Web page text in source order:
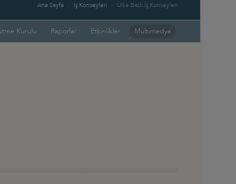
Ana Sayfa İş Konseyleri Ülke Bazlı İş Konseyleri
Kurulu Raporlar Etkinlikler Multimedya